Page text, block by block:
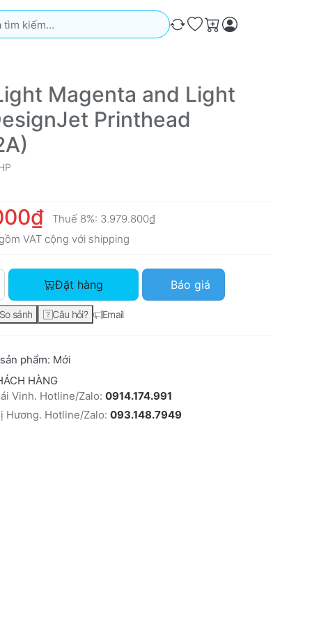
Kết quả sẽ tự động xuất hiện khi bạn nhập. Nhấn phím
So sánh
Ưa thích
Giỏ hàng
Magenta and Light
Printhead
Thuế 8%: 3.979.800₫
VAT cộng với shipping
HP 91 Light Magenta and Light Cyan DesignJet Printhead
Đặt hàng Báo giá
So sánh Câu hỏi? Email
phẩm: Mới
HÀNG
Vinh. Hotline/Zalo: 0914.174.991
Hương. Hotline/Zalo: 093.148.7949